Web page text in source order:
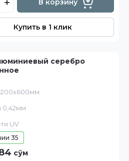
В корзину
Купить в 1 клик
серебро
0,42мм
UV
35
сўм